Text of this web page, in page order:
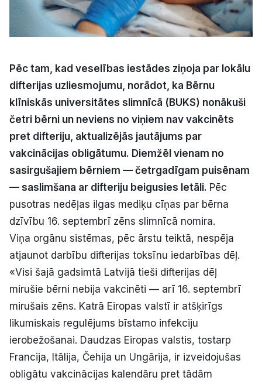
Sludinājumi
Reklāma
Politiskā reklāma
Par mums
Kontakti
Ziņo redakcijai
Facebook Instagram YouTube
E-avīze Abonē
Pēc tam, kad veselības iestādes ziņoja par lokālu
difterijas uzliesmojumu, norādot, ka Bērnu
klīniskās universitātes slimnīcā (BUKS) nonākuši
četri bērni un neviens no viņiem nav vakcinēts
pret difteriju, aktualizējās jautājums par
vakcinācijas obligātumu. Diemžēl vienam no
sasirgušajiem bērniem — četrgadīgam puisēnam
— saslimšana ar difteriju beigusies letāli. Pēc
pusotras nedēļas ilgas mediķu cīņas par bērna
dzīvību 16. septembrī zēns slimnīcā nomira.
Viņa orgānu sistēmas, pēc ārstu teiktā, nespēja
atjaunot darbību difterijas toksīnu iedarbības dēļ.
«Visi šajā gadsimtā Latvijā tieši difterijas dēļ
mirušie bērni nebija vakcinēti — arī 16. septembrī
mirušais zēns. Katrā Eiropas valstī ir atšķirīgs
likumiskais regulējums bīstamo infekciju
ierobežošanai. Daudzas Eiropas valstis, tostarp
Francija, Itālija, Čehija un Ungārija, ir izveidojušas
obligātu vakcinācijas kalendāru pret tādām